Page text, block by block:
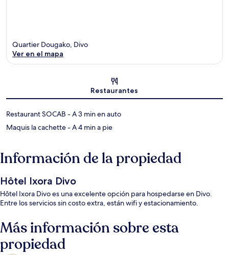
Sección del mapa
Quartier Dougako, Divo
Ver en el mapa
Restaurantes
‪Restaurant SOCAB - ‬A 3 min en auto
‪Maquis la cachette - ‬A 4 min a pie
Información de la propiedad
Hôtel Ixora Divo
Hôtel Ixora Divo es una excelente opción para hospedarse en Divo.
Entre los servicios sin costo extra, están wifi y estacionamiento.
Más información sobre esta
propiedad